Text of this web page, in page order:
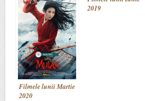
2018
2019
Filmele lunii Martie
2020